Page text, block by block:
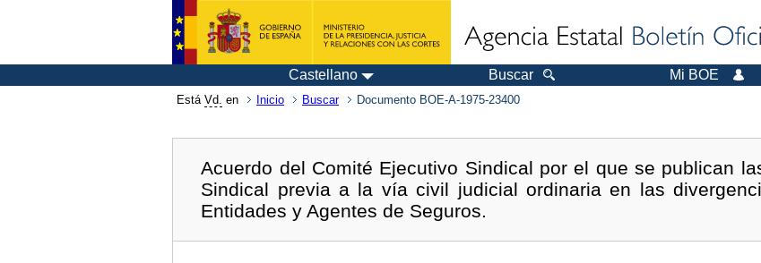
Castellano Buscar Mi BOE
Está Vd. en Inicio Buscar Documento BOE-A-1975-23400
Acuerdo del Comité Ejecutivo Sindical por el que se publican
Sindical previa a la vía civil judicial ordinaria en las
Entidades y Agentes de Seguros.